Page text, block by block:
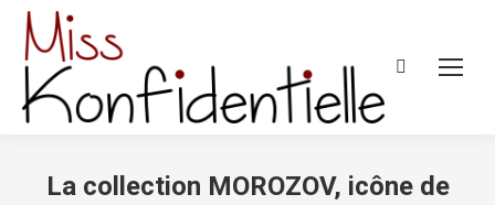
Recherche
La collection MOROZOV, icône de